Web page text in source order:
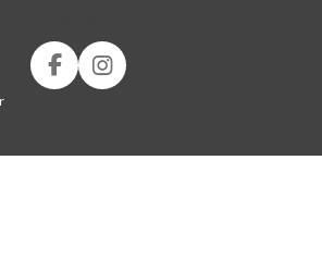
F
a
b
I
n
a